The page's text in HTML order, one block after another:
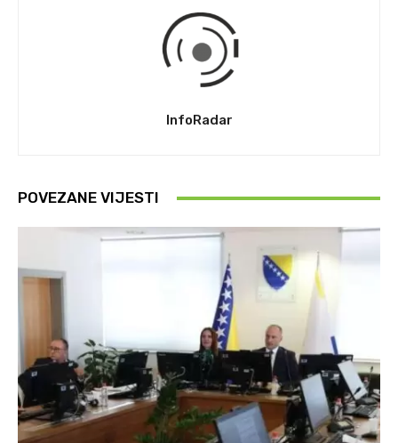
InfoRadar
POVEZANE VIJESTI